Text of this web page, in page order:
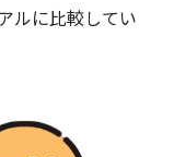
ルに比較してい